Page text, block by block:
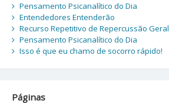
Pensamento Psicanalítico do Dia
Entendedores Entenderão
Recurso Repetitivo de Repercussão Geral
Pensamento Psicanalítico do Dia
Isso é que eu chamo de socorro rápido!
Páginas